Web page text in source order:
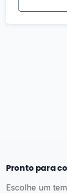
Pronto para
Escolhe um